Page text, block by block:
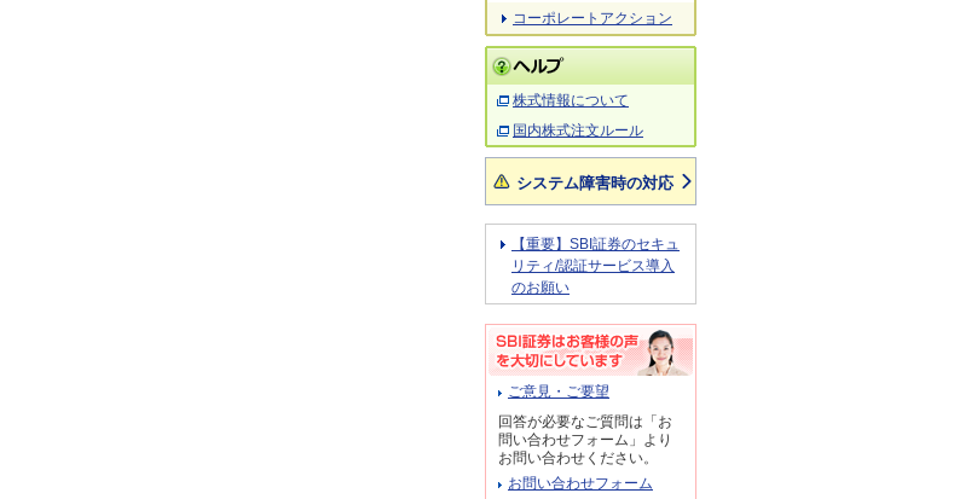
コーポレートアクション
株式情報について
国内株式注文ルール
システム障害時の対応
【重要】SBI証券のセキュ
リティ/認証サービス導入
のお願い
ご意見・ご要望
回答が必要なご質問は「お
問い合わせフォーム」より
お問い合わせください。
お問い合わせフォーム